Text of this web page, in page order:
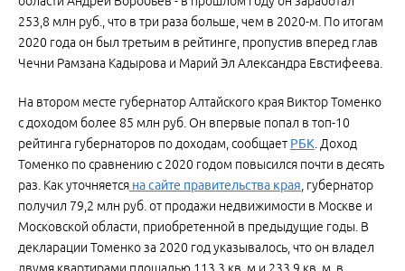
253,8 млн руб., что в три раза больше, чем в 2020-м. По итогам
2020 года он был третьим в рейтинге, пропустив вперед глав
Чечни Рамзана Кадырова и Марий Эл Александра Евстифеева.
На втором месте губернатор Алтайского края Виктор Томенко
с доходом более 85 млн руб. Он впервые попал в топ-10
рейтинга губернаторов по доходам, сообщает РБК. Доход
Томенко по сравнению с 2020 годом повысился почти в десять
раз. Как уточняется на сайте правительства края, губернатор
получил 79,2 млн руб. от продажи недвижимости в Москве и
Московской области, приобретенной в предыдущие годы. В
декларации Томенко за 2020 год указывалось, что он владел